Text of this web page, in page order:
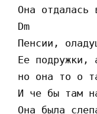
Она
Dm
Пенсии,
Ее
но она то о
И че бы там
Она была